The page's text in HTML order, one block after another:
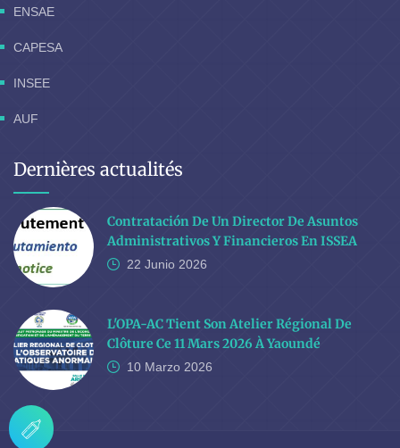
ENSAE
CAPESA
INSEE
AUF
Dernières actualités
Contratación De Un Director De Asuntos
Administrativos Y Financieros En ISSEA
22 Junio 2026
L'OPA-AC Tient Son Atelier Régional De
Clôture Ce 11 Mars 2026 À Yaoundé
10 Marzo 2026